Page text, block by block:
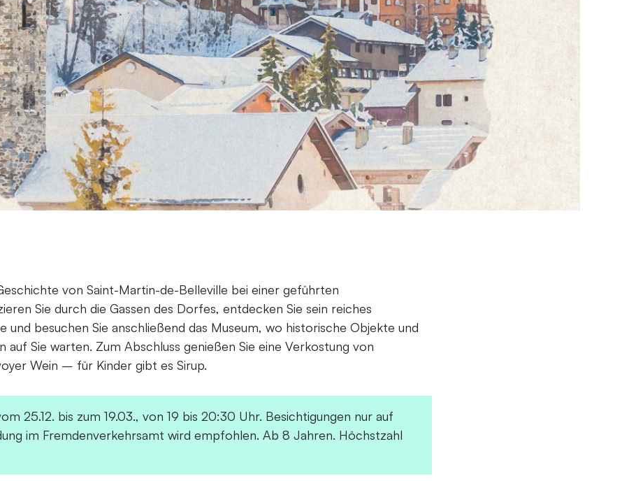
von Saint-Martin-de-Belleville bei einer geführten
Sie durch die Gassen des Dorfes, entdecken Sie sein reiches
und besuchen Sie anschließend das Museum, wo historische Objekte und
auf Sie warten. Zum Abschluss genießen Sie eine Verkostung von
Wein – für Kinder gibt es Sirup.
25.12. bis zum 19.03., von 19 bis 20:30 Uhr. Besichtigungen nur auf
im Fremdenverkehrsamt wird empfohlen. Ab 8 Jahren. Höchstzahl